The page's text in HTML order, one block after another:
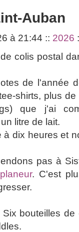
Auban
à 21:44 :: 2026
colis postal
de l'année
shirts, plus
que j'ai
litre de lait.
dix heures et
pas à
. C'est
bouteilles